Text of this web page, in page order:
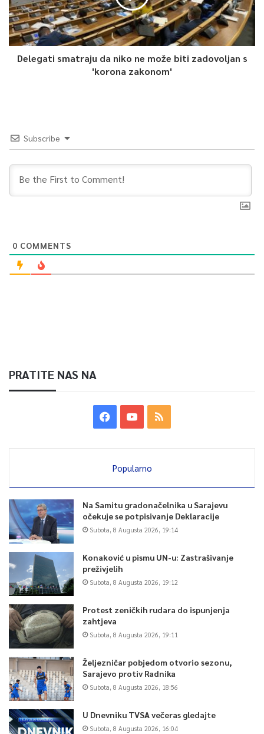
Delegati smatraju da niko ne može biti zadovoljan s
'korona zakonom'
Subscribe
0 COMMENTS
PRATITE NAS NA
Popularno
Na Samitu gradonačelnika u Sarajevu
očekuje se potpisivanje Deklaracije
Subota, 8 Augusta 2026, 19:14
Konaković u pismu UN-u: Zastrašivanje
preživjelih
Subota, 8 Augusta 2026, 19:12
Protest zeničkih rudara do ispunjenja
zahtjeva
Subota, 8 Augusta 2026, 19:11
Željezničar pobjedom otvorio sezonu,
Sarajevo protiv Radnika
Subota, 8 Augusta 2026, 18:56
U Dnevniku TVSA večeras gledajte
Subota, 8 Augusta 2026, 16:04